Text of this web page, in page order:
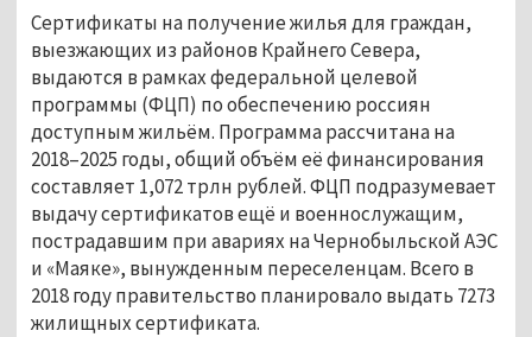
Сертификаты на получение жилья для граждан,
выезжающих из районов Крайнего Севера,
выдаются в рамках федеральной целевой
программы (ФЦП) по обеспечению россиян
доступным жильём. Программа рассчитана на
2018–2025 годы, общий объём её финансирования
составляет 1,072 трлн рублей. ФЦП подразумевает
выдачу сертификатов ещё и военнослужащим,
пострадавшим при авариях на Чернобыльской АЭС
и «Маяке», вынужденным переселенцам. Всего в
2018 году правительство планировало выдать 7273
жилищных сертификата.